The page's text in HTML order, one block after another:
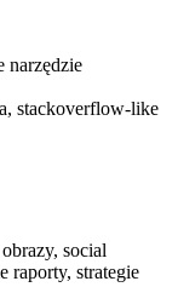
narzędzie
stackoverflow-like
social
raporty, strategie